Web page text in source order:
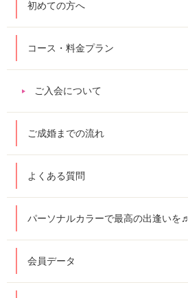
初めての方へ
コース・料金プラン
ご入会について
ご成婚までの流れ
よくある質問
パーソナルカラーで最高の出逢いを♬
会員データ